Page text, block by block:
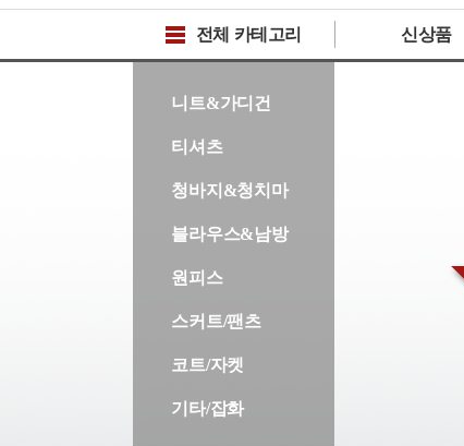
전체 카테고리 신상품
니트&가디건
티셔츠
청바지&청치마
블라우스&남방
원피스
스커트/팬츠
코트/자켓
기타/잡화